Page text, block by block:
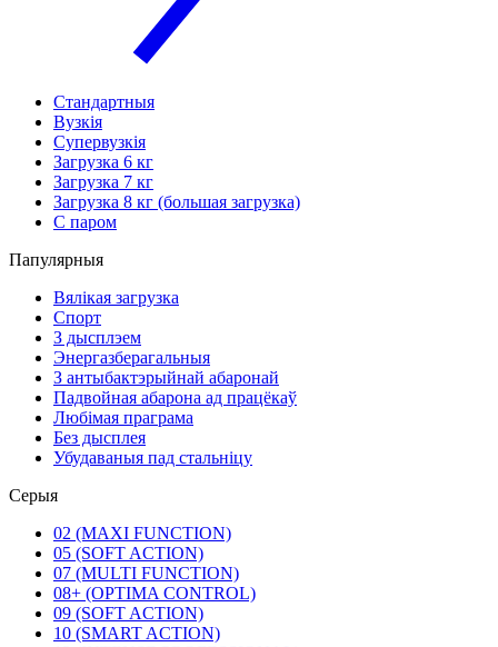
Стандартныя
Вузкія
Супервузкія
Загрузка 6 кг
Загрузка 7 кг
Загрузка 8 кг (большая загрузка)
С паром
Папулярныя
Вялікая загрузка
Спорт
З дысплэем
Энергазберагальныя
З антыбактэрыйнай абаронай
Падвойная абарона ад працёкаў
Любімая праграма
Без дысплея
Убудаваныя пад стальніцу
Серыя
02 (MAXI FUNCTION)
05 (SOFT ACTION)
07 (MULTI FUNCTION)
08+ (OPTIMA CONTROL)
09 (SOFT ACTION)
10 (SMART ACTION)